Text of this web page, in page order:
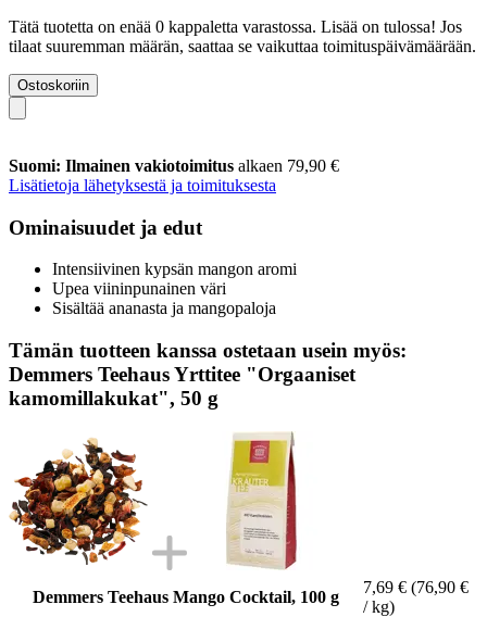
Tätä tuotetta on enää 0 kappaletta varastossa. Lisää on tulossa! Jos
tilaat suuremman määrän, saattaa se vaikuttaa toimituspäivämäärään.
Ostoskoriin
Suomi: Ilmainen vakiotoimitus alkaen 79,90 €
Lisätietoja lähetyksestä ja toimituksesta
Ominaisuudet ja edut
Intensiivinen kypsän mangon aromi
Upea viininpunainen väri
Sisältää ananasta ja mangopaloja
Tämän tuotteen kanssa ostetaan usein myös:
Demmers Teehaus Yrttitee "Orgaaniset
kamomillakukat", 50 g
Demmers Teehaus Mango Cocktail, 100 g
7,69 € (76,90 €
/ kg)